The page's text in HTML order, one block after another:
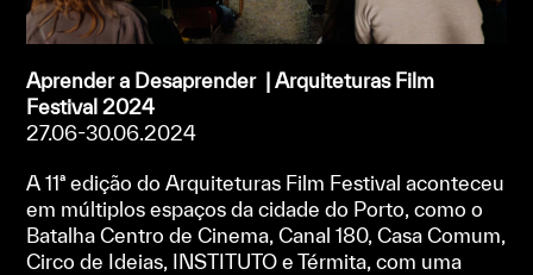
Aprender a Desaprender |Arquiteturas Film
Festival 2024
27.06-30.06.2024
A 11ª edição do Arquiteturas Film Festival aconteceu
em múltiplos espaços da cidade do Porto, como o
Batalha Centro de Cinema, Canal 180, Casa Comum,
Circo de Ideias, INSTITUTO e Térmita, com uma